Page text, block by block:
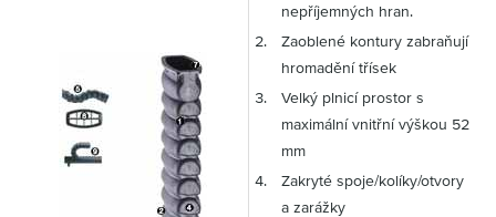
nepříjemných hran.
Zaoblené kontury zabraňují
hromadění třísek
Velký plnicí prostor s
maximální vnitřní výškou 52
mm
Zakryté spoje/kolíky/otvory
a zarážky